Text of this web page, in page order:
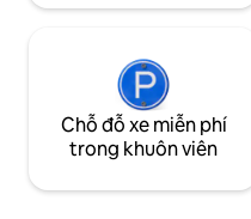
Chỗ đỗ xe miễn phí
trong khuôn viên